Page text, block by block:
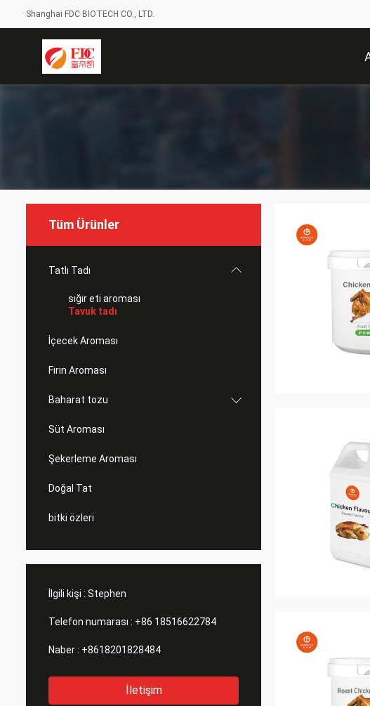
Shanghai FDC BIOTECH CO., LTD.
Tüm Ürünler
Tatlı Tadı
sığır eti aroması
Tavuk tadı
İçecek Aroması
Fırın Aroması
Baharat tozu
Süt Aroması
Şekerleme Aroması
Doğal Tat
bitki özleri
İlgili kişi : Stephen
Telefon numarası : +86 18516622784
Naber : +8618201828484
İletişim